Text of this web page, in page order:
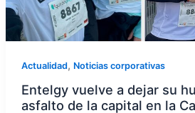
Actualidad, Noticias corporativas
Entelgy vuelve a dejar su
asfalto de la capital en la